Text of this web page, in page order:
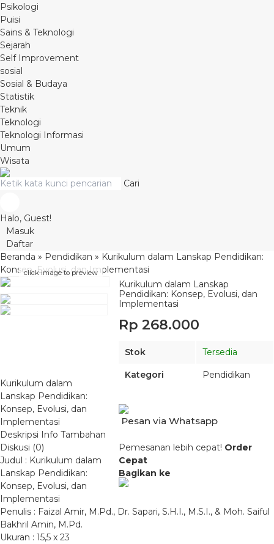
Psikologi
Puisi
Sains & Teknologi
Sejarah
Self Improvement
sosial
Sosial & Budaya
Statistik
Teknik
Teknologi
Teknologi Informasi
Umum
Wisata
Cari
Halo, Guest!
Masuk
Daftar
Beranda » Pendidikan » Kurikulum dalam Lanskap Pendidikan:
Konsep, Evolusi, dan Implementasi
click image to preview
Kurikulum dalam Lanskap
Pendidikan: Konsep, Evolusi, dan
Implementasi
Rp 268.000
Stok Tersedia
Kategori Pendidikan
Pesan via Whatsapp
Pemesanan lebih cepat! Order
Cepat
Bagikan ke
Kurikulum dalam
Lanskap Pendidikan:
Konsep, Evolusi, dan
Implementasi
Deskripsi Info Tambahan
Diskusi (0)
Judul : Kurikulum dalam
Lanskap Pendidikan:
Konsep, Evolusi, dan
Implementasi
Penulis : Faizal Amir, M.Pd., Dr. Sapari, S.H.I., M.S.I., & Moh. Saiful
Bakhril Amin, M.Pd.
Ukuran : 15,5 x 23